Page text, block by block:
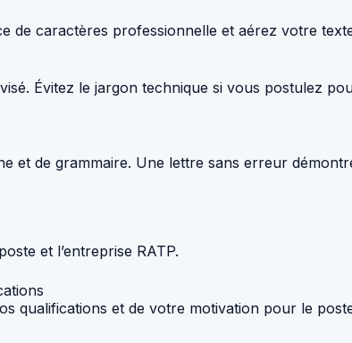
de caractères professionnelle et aérez votre
Évitez le jargon technique si vous postulez
et de grammaire. Une lettre sans erreur
et l’entreprise RATP.
qualifications et de votre motivation pour le